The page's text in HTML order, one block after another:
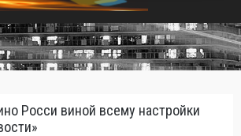
Росси виной всему настройки